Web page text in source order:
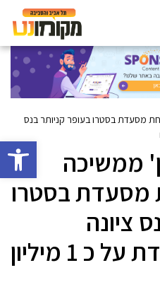
פתח
מסעדת בסטרו בעופר קניותר בנס
ממשיכה
מסעדת בסטרו
ציונה
בהשקעה הנאמדת על כ 1 מיליון